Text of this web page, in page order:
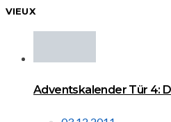
VIEUX
Adventskalender Tür 4: